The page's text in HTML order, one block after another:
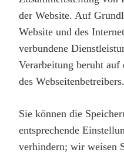
der Website. Auf
Website und des
verbundene
Verarbeitung beruht auf
des Webseitenbetreibers.
Sie können die
entsprechende
verhindern; wir weisen